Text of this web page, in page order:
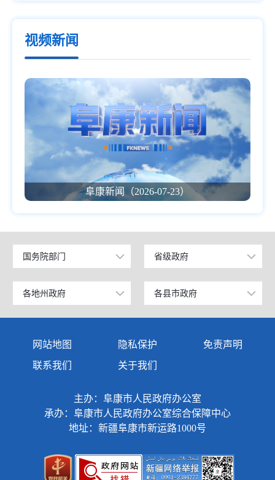
视频新闻
阜康新闻（2026-07-23）
国务院部门
公安部
工业和信息化部
科学技术部
教育部
国家发展和改革委员会
民政部
省级政府
北京
上海
广东
天津
江苏
山东
浙江
安徽
各地州政府
乌鲁木齐市
博尔塔拉蒙古自治州
巴音郭楞蒙古自治州
各县市政府
昌吉市
吉木萨尔县
奇台县
木垒哈萨克自治县
网站地图 隐私保护
免责声明
联系我们
关于我们
主办：阜康市人民政府办公室
承办：阜康市人民政府办公室综合保障中心
地址：新疆阜康市新运路1000号